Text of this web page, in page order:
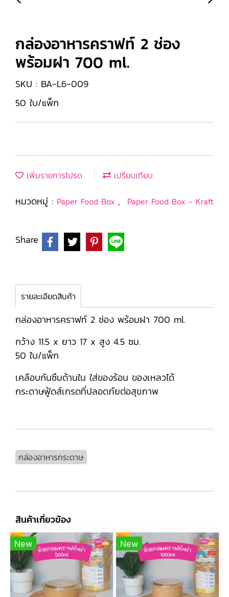
กล่องอาหารคราฟท์ 2 ช่อง
พร้อมฝา 700 ml.
SKU : BA-L6-009
50 ใบ/แพ็ก
เพิ่มรายการโปรด เปรียบเทียบ
หมวดหมู่ : Paper Food Box , Paper Food Box - Kraft
Share
รายละเอียดสินค้า
กล่องอาหารคราฟท์ 2 ช่อง พร้อมฝา 700 ml.
กว้าง 11.5 x ยาว 17 x สูง 4.5 ซม.
50 ใบ/แพ็ก
เคลือบกันซึมด้านใน ใส่ของร้อน ของเหลวได้
กระดาษฟู้ดส์เกรดที่ปลอดภัยต่อสุขภาพ
กล่องอาหารกระดาษ
สินค้าเกี่ยวข้อง
New
New